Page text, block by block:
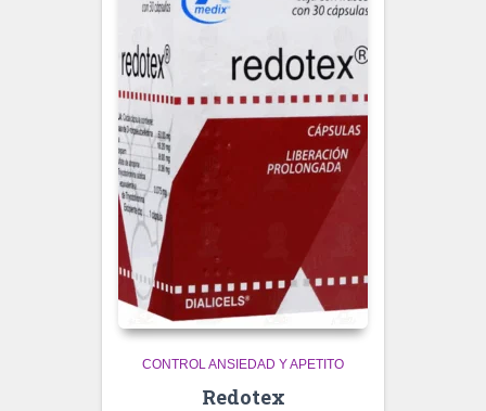
CONTROL ANSIEDAD Y APETITO
Redotex